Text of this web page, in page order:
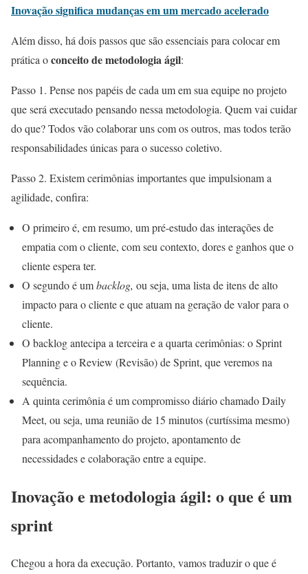
Inovação significa mudanças em um mercado acelerado
Além disso, há dois passos que são essenciais para colocar em
prática oconceito de metodologia ágil:
Passo 1. Pense nos papéis de cada um em sua equipe no projeto
que será executado pensando nessa metodologia. Quem vai cuidar
do que? Todos vão colaborar uns com os outros, mas todos terão
responsabilidades únicas para o sucesso coletivo.
Passo 2. Existem cerimônias importantes que impulsionam a
agilidade, confira:
O primeiro é, em resumo, um pré-estudo das interações de
empatia com o cliente, com seu contexto, dores e ganhos que o
cliente espera ter.
O segundo é umbacklog, ou seja, uma lista de itens de alto
impacto para o cliente e que atuam na geração de valor para o
cliente.
O backlog antecipa a terceira e a quarta cerimônias: o Sprint
Planning e o Review (Revisão) de Sprint, que veremos na
sequência.
A quinta cerimônia é um compromisso diário chamado Daily
Meet, ou seja, uma reunião de 15 minutos (curtíssima mesmo)
para acompanhamento do projeto, apontamento de
necessidades e colaboração entre a equipe.
Inovação e metodologia ágil: o que é um
sprint
Chegou a hora da execução. Portanto, vamos traduzir o que é